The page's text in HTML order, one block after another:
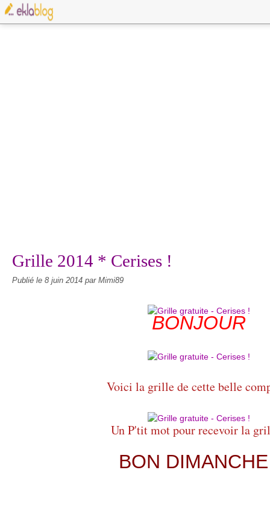
Grille 2014 * Cerises !
Publié le 8 juin 2014 par Mimi89
BONJOUR
Voici la grille de cette belle
Un P'tit mot pour recevoir la
BON